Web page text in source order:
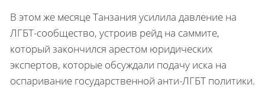
В этом же месяце Танзания усилила давление на
ЛГБТ-сообщество, устроив рейд на саммите,
который закончился арестом юридических
экспертов, которые обсуждали подачу иска на
оспаривание государственной анти-ЛГБТ политики.